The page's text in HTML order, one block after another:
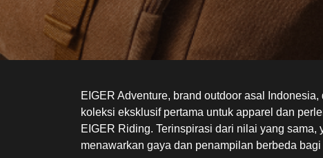
EIGER Adventure, brand outdoor asal
koleksi eksklusif pertama untuk apparel dan
EIGER Riding. Terinspirasi dari nilai yang
menawarkan gaya dan penampilan berbeda